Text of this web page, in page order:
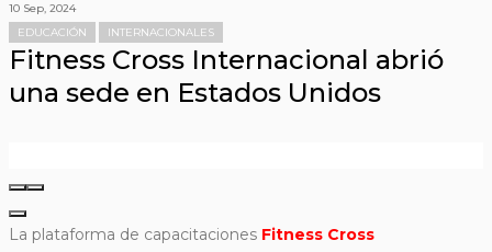
10 Sep, 2024
EDUCACIÓN
INTERNACIONALES
Fitness Cross Internacional abrió
una sede en Estados Unidos
La plataforma de capacitaciones Fitness Cross